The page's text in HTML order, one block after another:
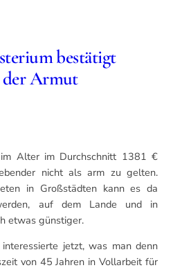
bestätigt
Armut
Alter im Durchschnitt 1381 €
nicht als arm zu gelten.
in Großstädten kann es da
auf dem Lande und in
etwas günstiger.
jetzt, was man denn
von 45 Jahren in Vollarbeit für